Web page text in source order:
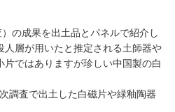
成果を出土品とパネルで紹介し
層が用いたと推定される土師器や
ではありますが珍しい中国製の白
査で出土した白磁片や緑釉陶器